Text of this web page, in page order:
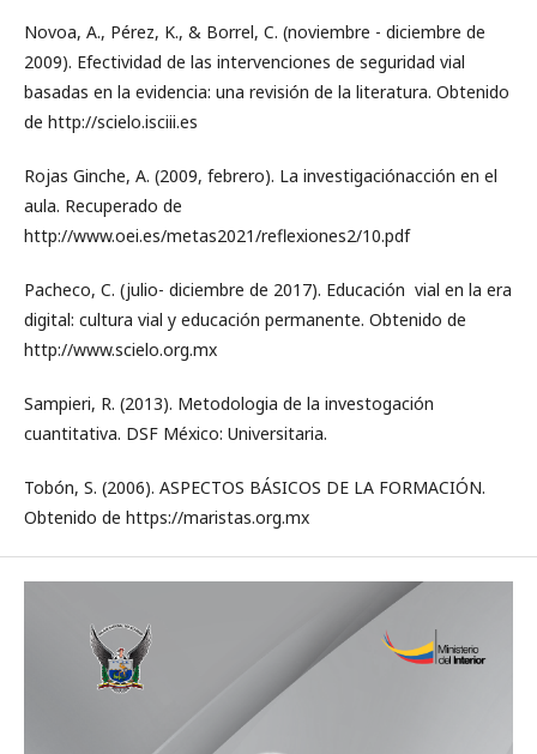
Novoa, A., Pérez, K., & Borrel, C. (noviembre - diciembre de
2009). Efectividad de las intervenciones de seguridad vial
basadas en la evidencia: una revisión de la literatura. Obtenido
de http://scielo.isciii.es
Rojas Ginche, A. (2009, febrero). La investigaciónacción en el
aula. Recuperado de
http://www.oei.es/metas2021/reflexiones2/10.pdf
Pacheco, C. (julio- diciembre de 2017). Educación vial en la era
digital: cultura vial y educación permanente. Obtenido de
http://www.scielo.org.mx
Sampieri, R. (2013). Metodologia de la investogación
cuantitativa. DSF México: Universitaria.
Tobón, S. (2006). ASPECTOS BÁSICOS DE LA FORMACIÓN.
Obtenido de https://maristas.org.mx